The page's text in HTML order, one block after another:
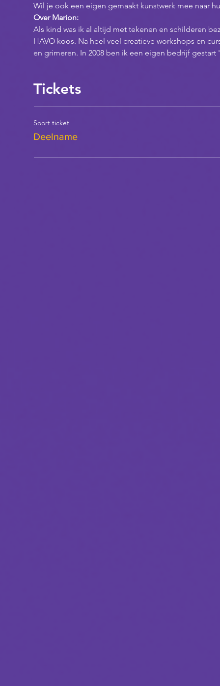
Wil je ook een eigen gemaakt kunstwerk mee naar
Over Marion:
Als kind was ik al altijd met tekenen en schilderen
HAVO koos. Na heel veel creatieve workshops en
en grimeren. In 2008 ben ik een eigen bedrijf
Tickets
Soort ticket
Deelname